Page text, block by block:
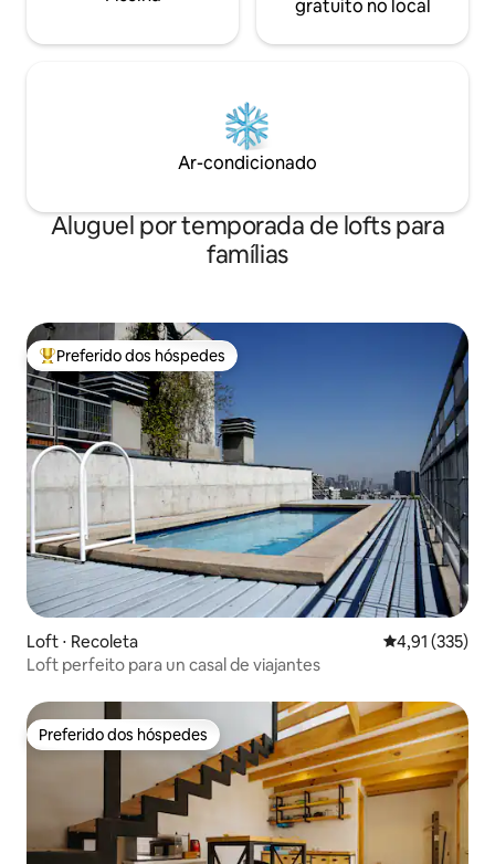
gratuito no local
Ar-condicionado
Aluguel por temporada de lofts para
famílias
Entre os melhores preferidos dos hóspedes
Preferido dos hóspedes
Loft ⋅ Recoleta 4,91 de uma
4,91 (335)
Loft perfeito para un casal de viajantes
Preferido dos hóspedes
Preferido dos hóspedes